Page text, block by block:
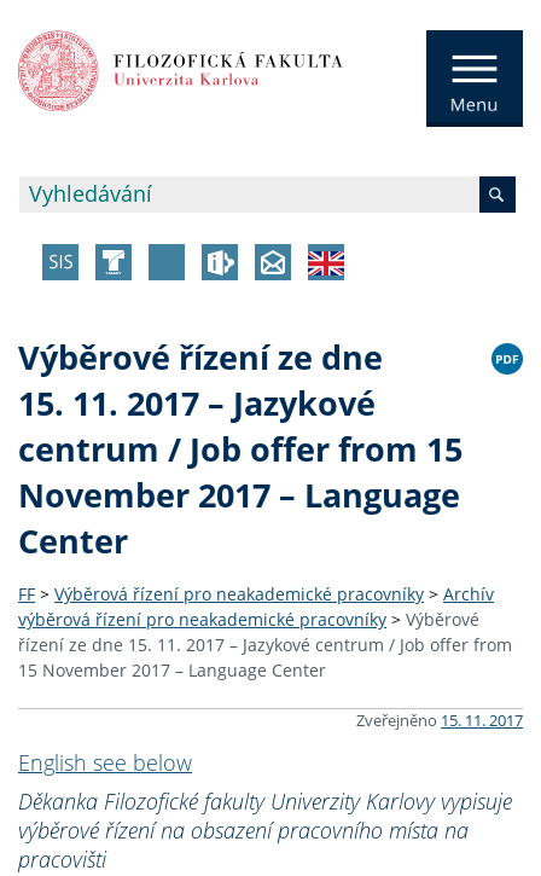
Výběrové řízení ze dne
15. 11. 2017 – Jazykové
centrum / Job offer from 15
November 2017 – Language
Center
FF > Výběrová řízení pro neakademické pracovníky > Archív
výběrová řízení pro neakademické pracovníky > Výběrové
řízení ze dne 15. 11. 2017 – Jazykové centrum / Job offer from
15 November 2017 – Language Center
Zveřejněno 15. 11. 2017
English see below
Děkanka Filozofické fakulty Univerzity Karlovy vypisuje
výběrové řízení na obsazení pracovního místa na
pracovišti